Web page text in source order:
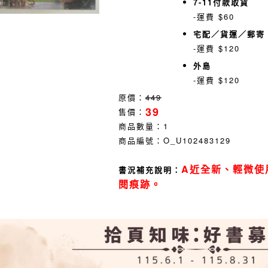
-運費 $60
宅配／貨運／郵寄
-運費 $120
外島
-運費 $120
原價： 449
售價： 39
商品數量： 1
商品編號： O_U102483129
書況補充說明： A近全新、輕微使
閱痕跡。